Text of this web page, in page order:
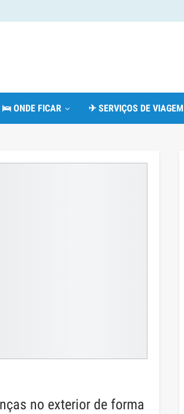
🛌 ONDE FICAR ✈ SERVIÇOS DE VIAGEM
no exterior de forma